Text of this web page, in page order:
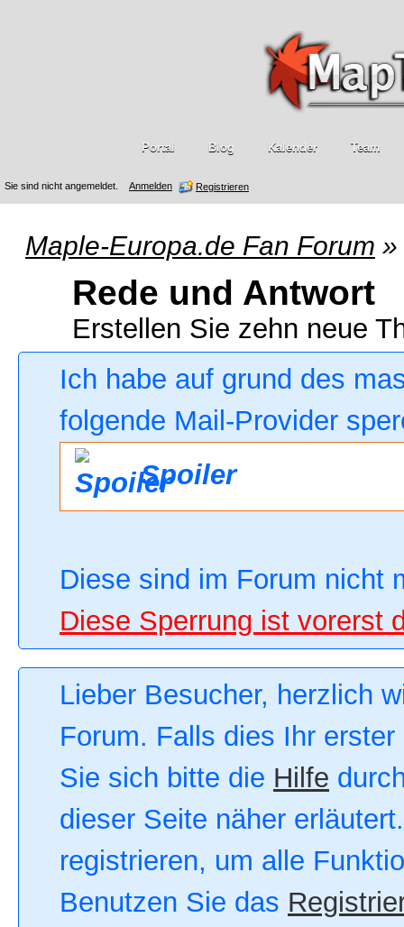
Sie sind nicht angemeldet. Anmelden Registrieren
Portal Blog Kalender Team
Maple-Europa.de Fan Forum »
Rede und Antwort
Erstellen Sie zehn neue
Ich habe auf grund des
folgende Mail-Provider
Spoiler
Diese sind im Forum nicht
Diese Sperrung ist vorerst
Lieber Besucher, herzlich
Forum. Falls dies Ihr
Sie sich bitte die Hilfe
dieser Seite näher
registrieren, um alle
Benutzen Sie das